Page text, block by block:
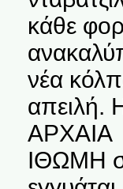
κάθε
νέα
απειλή.
ΑΡΧΑΙΑ
ΙΘΩΜΗ